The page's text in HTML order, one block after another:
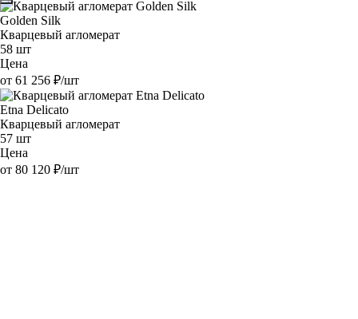
Golden Silk
Кварцевый агломерат
58 шт
Цена
от 61 256 ₽/шт
Etna Delicato
Кварцевый агломерат
57 шт
Цена
от 80 120 ₽/шт